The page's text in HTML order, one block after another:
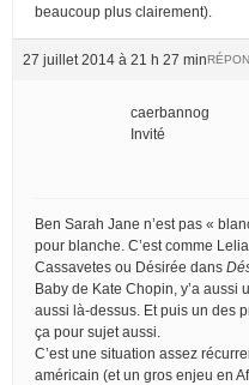
beaucoup plus clairement).
27 juillet 2014 à 21 h 27 min
caerbannog
Invité
Ben Sarah Jane n’est pas «
pour blanche. C’est comme
Cassavetes ou Désirée dans
Baby de Kate Chopin, y’a
aussi là-dessus. Et puis un des
ça pour sujet aussi.
C’est une situation assez
américain (et un gros enjeu en